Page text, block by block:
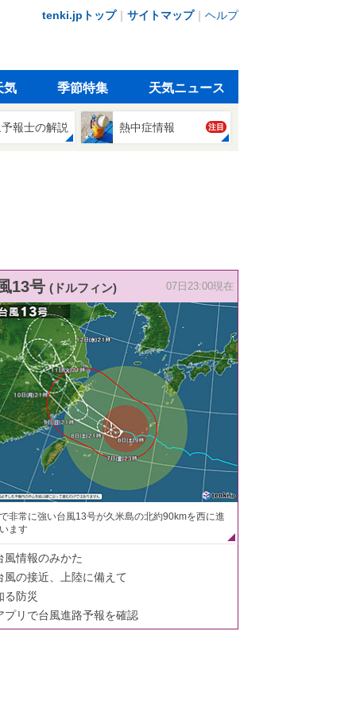
tenki.jpトップ｜ サイトマップ｜ ヘルプ
気 季節特集 天気ニュース
報士の解説 熱中症情報 注目
13号 (ドルフィン) 07日23:00現在
非常に強い台風13号が久米島の北約90kmを西に進
ます
風情報のみかた
風の接近、上陸に備えて
る防災
プリで台風進路予報を確認